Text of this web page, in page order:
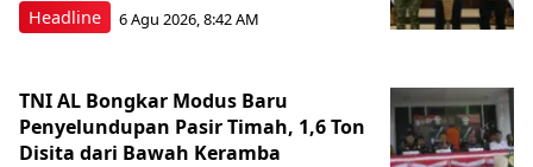
Headline 6 Agu 2026, 8:42 AM
TNI AL Bongkar Modus Baru
Penyelundupan Pasir Timah, 1,6 Ton
Disita dari Bawah Keramba